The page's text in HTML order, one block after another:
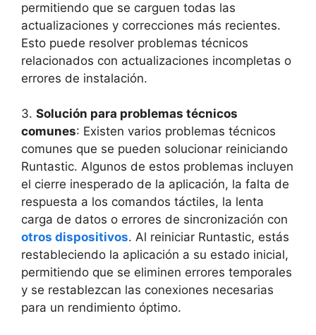
permitiendo que se carguen todas las
actualizaciones y correcciones más recientes.
Esto puede ‌resolver problemas técnicos
relacionados con actualizaciones ​incompletas ⁣o
errores de instalación.
3. Solución para problemas técnicos
⁣comunes:‍ Existen varios problemas técnicos
comunes que se pueden solucionar reiniciando
Runtastic. ​Algunos​ de estos problemas incluyen
el cierre inesperado de la aplicación, la falta de
respuesta a ‍los comandos táctiles, la lenta
carga de datos o errores de sincronización ⁢con
otros dispositivos. Al reiniciar Runtastic, estás
restableciendo‌ la aplicación a ‌su estado​ inicial,
⁣permitiendo que se eliminen errores temporales
y se restablezcan las conexiones necesarias
para un rendimiento óptimo.